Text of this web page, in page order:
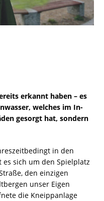
erkannt haben – es
welches im In-
gesorgt hat, sondern
in den
es sich um den Spielplatz
den einzigen
unser Eigen
die Kneippanlage